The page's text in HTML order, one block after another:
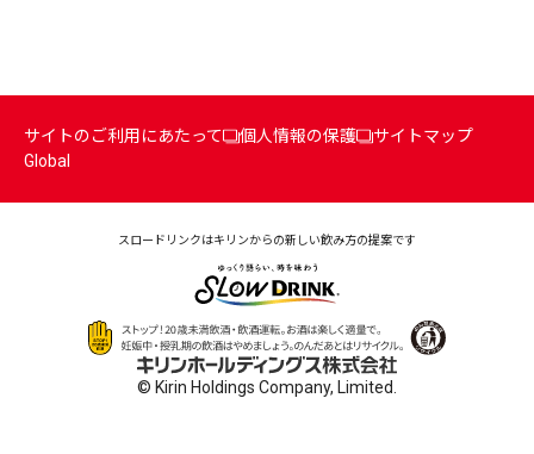
サイトのご利用にあたって 個人情報の保護
サイトマップ
Global
スロードリンクはキリンからの新しい飲み方の提案です
© Kirin Holdings Company, Limited.